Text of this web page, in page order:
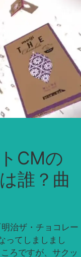
CMの
誰？曲
治ザ・チョコレー
ってしましまし
ろですが、サクッ